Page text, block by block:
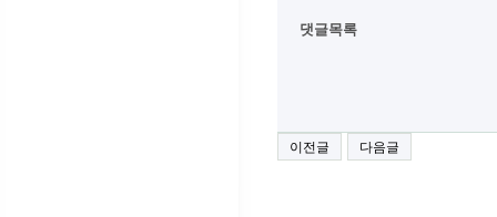
댓글목록
이전글 다음글